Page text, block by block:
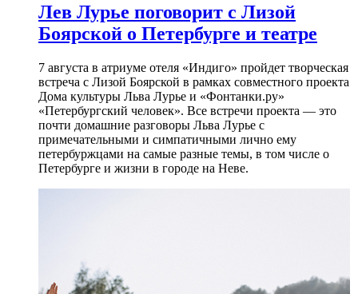
Лев Лурье поговорит с Лизой
Боярской о Петербурге и театре
7 августа в атриуме отеля «Индиго» пройдет творческая
встреча с Лизой Боярской в рамках совместного проекта
Дома культуры Льва Лурье и «Фонтанки.ру»
«Петербургский человек». Все встречи проекта — это
почти домашние разговоры Льва Лурье с
примечательными и симпатичными лично ему
петербуржцами на самые разные темы, в том числе о
Петербурге и жизни в городе на Неве.